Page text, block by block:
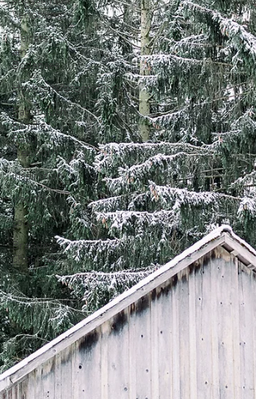
Verlobung
Heiraten
am
Bodensee
Hochzeitsfotograflindau
Babybauch,
Familie,
Baby,
Newborn
inspiration
wedding
couple
Branding
Shooting